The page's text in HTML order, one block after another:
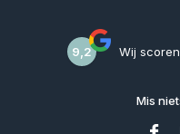
9,2 Wij
Mis